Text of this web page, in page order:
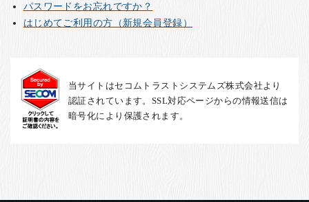
English
パスワードをお忘れですか？
はじめてご利用の方（新規会員登録）
当サイトはセコムトラストシステムズ株式会社より
認証されています。SSL対応ページからの情報送信は
暗号化により保護されます。